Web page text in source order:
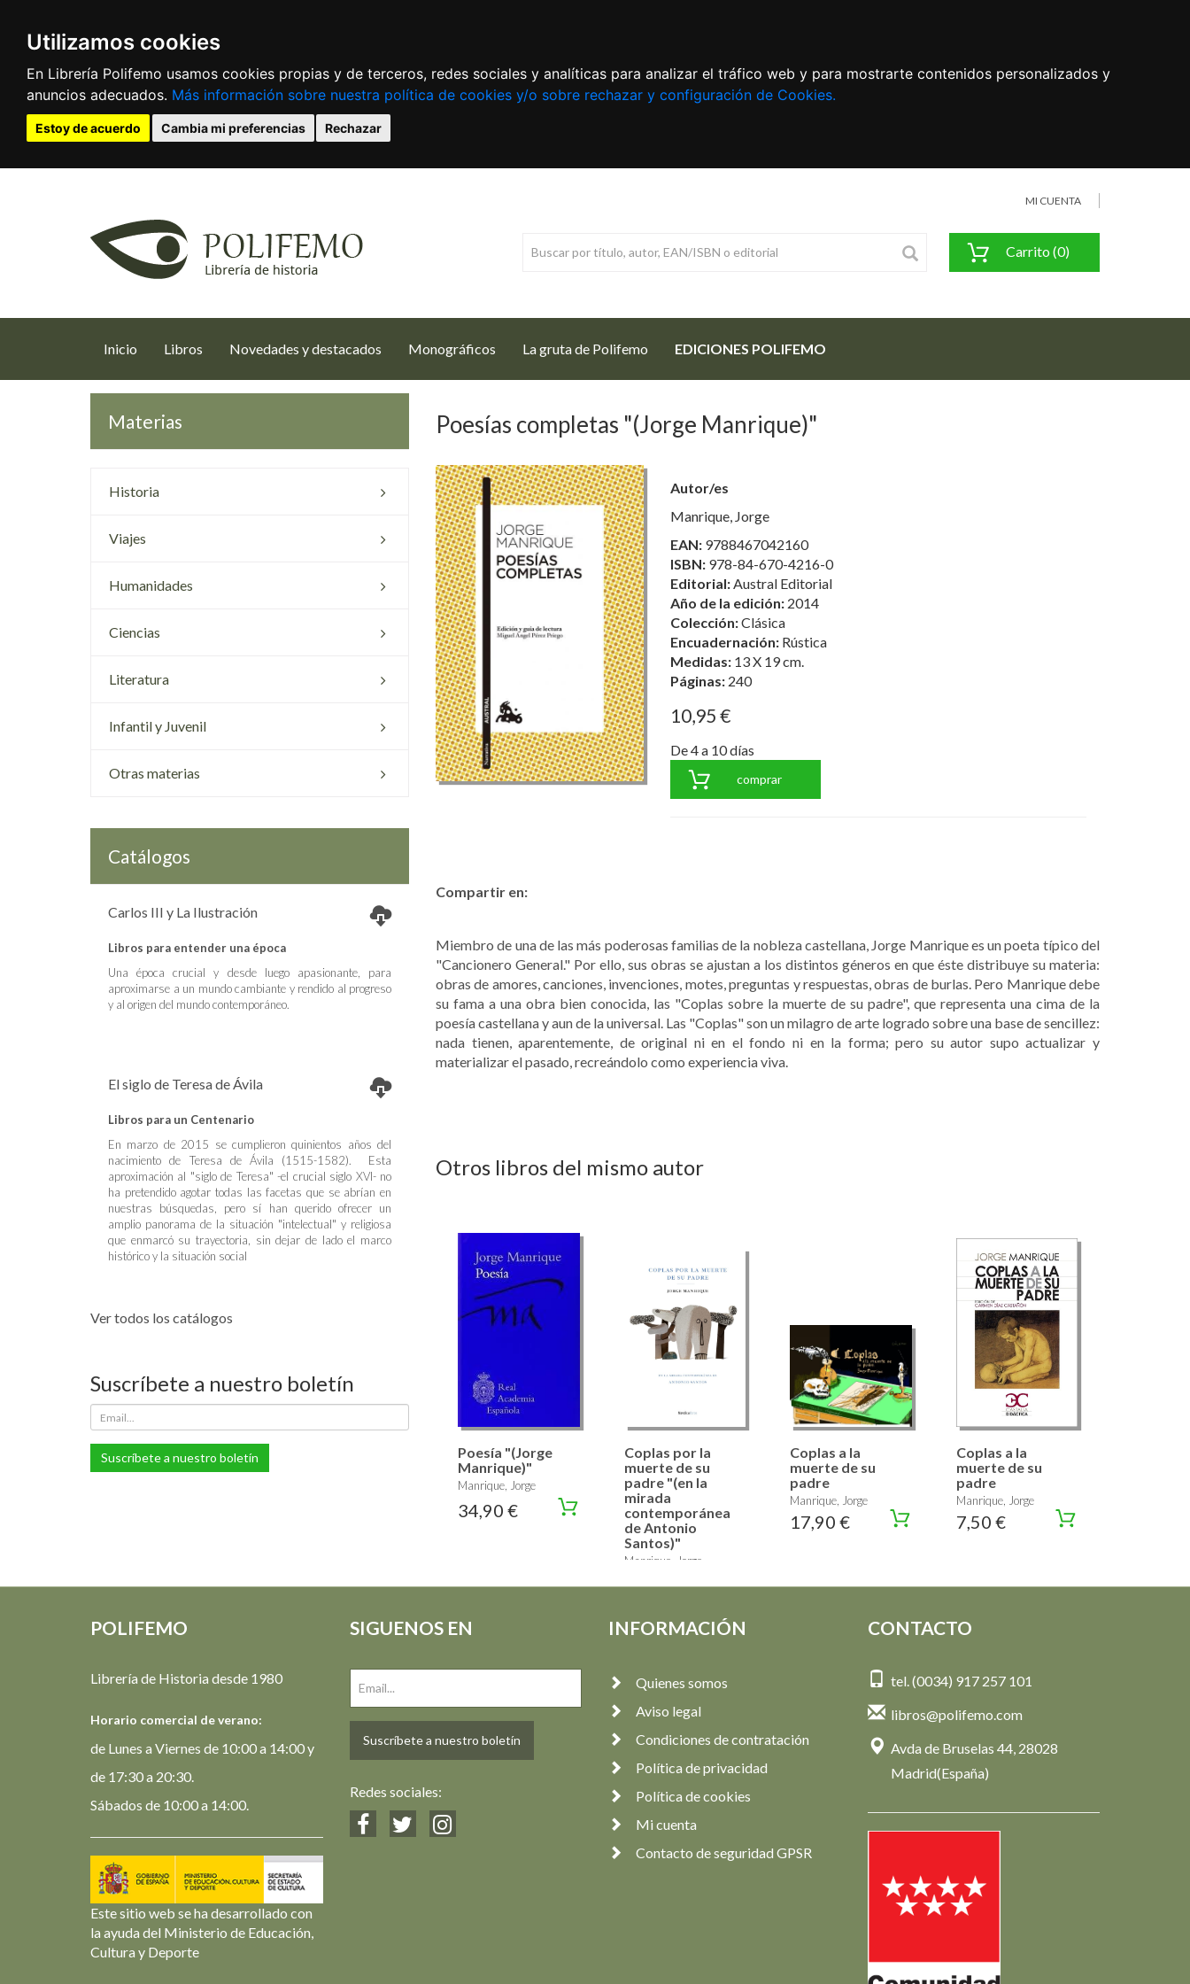
Utilizamos cookies
En Librería Polifemo usamos cookies propias y de terceros, redes sociales y analíticas para analizar el tráfico web y para mostrarte contenidos personalizados y
anuncios adecuados. Más información sobre nuestra política de cookies y/o sobre rechazar y configuración de Cookies.
Estoy de acuerdo Cambia mi preferencias Rechazar
MI CUENTA
Carrito (0)
Inicio (current)
Libros Novedades y destacados Monográficos La gruta de Polifemo EDICIONES POLIFEMO
Materias
Historia
Viajes
Humanidades
Ciencias
Literatura
Infantil y Juvenil
Otras materias
Catálogos
Carlos III y La Ilustración
Libros para entender una época
Una época crucial y desde luego apasionante, para
aproximarse a un mundo cambiante y rendido al progreso
y al origen del mundo contemporáneo.
El siglo de Teresa de Ávila
Libros para un Centenario
En marzo de 2015 se cumplieron quinientos años del
nacimiento de Teresa de Ávila (1515-1582). Esta
aproximación al "siglo de Teresa" -el crucial siglo XVI- no
ha pretendido agotar todas las facetas que se abrían en
nuestras búsquedas, pero sí han querido ofrecer un
amplio panorama de la situación "intelectual" y religiosa
que enmarcó su trayectoria, sin dejar de lado el marco
histórico y la situación social
Ver todos los catálogos
Suscríbete a nuestro boletín
Suscríbete a nuestro boletín
Poesías completas "(Jorge Manrique)"
Autor/es
Manrique, Jorge
EAN: 9788467042160
ISBN: 978-84-670-4216-0
Editorial:Austral Editorial
Año de la edición: 2014
Colección:Clásica
Encuadernación: Rústica
Medidas: 13 X 19 cm.
Páginas: 240
10,95 €
De 4 a 10 días
comprar
Compartir en:
Miembro de una de las más poderosas familias de la nobleza castellana, Jorge Manrique es un poeta típico del
"Cancionero General." Por ello, sus obras se ajustan a los distintos géneros en que éste distribuye su materia:
obras de amores, canciones, invenciones, motes, preguntas y respuestas, obras de burlas. Pero Manrique debe
su fama a una obra bien conocida, las "Coplas sobre la muerte de su padre", que representa una cima de la
poesía castellana y aun de la universal. Las "Coplas" son un milagro de arte logrado sobre una base de sencillez:
nada tienen, aparentemente, de original ni en el fondo ni en la forma; pero su autor supo actualizar y
materializar el pasado, recreándolo como experiencia viva.
Otros libros del mismo autor
Poesía "(Jorge
Manrique)"
Manrique, Jorge
34,90 €
Coplas por la
muerte de su
padre "(en la
mirada
contemporánea
de Antonio
Santos)"
Manrique, Jorge
19,50 €
Coplas a la
muerte de su
padre
Manrique, Jorge
17,90 €
Coplas a la
muerte de su
padre
Manrique, Jorge
7,50 €
POLIFEMO
Librería de Historia desde 1980
Horario comercial de verano:
de Lunes a Viernes de 10:00 a 14:00 y
de 17:30 a 20:30.
Sábados de 10:00 a 14:00.
Este sitio web se ha desarrollado con
la ayuda del Ministerio de Educación,
Cultura y Deporte
SIGUENOS EN
Suscríbete a nuestro boletín
Redes sociales:
INFORMACIÓN
Quienes somos
Aviso legal
Condiciones de contratación
Política de privacidad
Política de cookies
Mi cuenta
Contacto de seguridad GPSR
CONTACTO
tel. (0034) 917 257 101
libros@polifemo.com
Avda de Bruselas 44, 28028
Madrid(España)